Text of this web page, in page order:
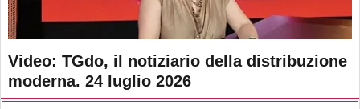
Video: TGdo, il notiziario della distribuzione
moderna. 24 luglio 2026